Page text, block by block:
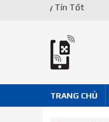
Uy Tín Tốt
TRANG CHỦ